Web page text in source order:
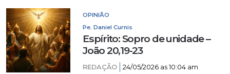
OPINIÃO
Pe. Daniel Curnis
Espírito: Sopro de unidade –
João 20,19-23
REDAÇÃO 24/05/2026 as 10:04 am